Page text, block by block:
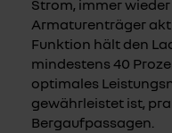
Strom, immer
Armaturenträger
Funktion hält den
mindestens 40
optimales
gewährleistet ist,
Bergaufpassagen.